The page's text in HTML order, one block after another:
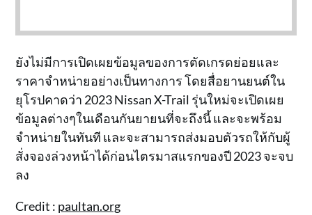
ยังไม่มีการเปิดเผยข้อมูลของการตัดเกรดย่อยและ
ราคาจำหน่ายอย่างเป็นทางการ โดยสื่อยานยนต์ใน
ยุโรปคาดว่า 2023 Nissan X-Trail รุ่นใหม่จะเปิดเผย
ข้อมูลต่างๆในเดือนกันยายนที่จะถึงนี้ และจะพร้อม
จำหน่ายในทันที และจะสามารถส่งมอบตัวรถให้กับผู้
สั่งจองล่วงหน้าได้ก่อนไตรมาสแรกของปี 2023 จะจบ
ลง
Credit : paultan.org